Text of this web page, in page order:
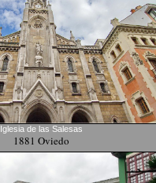
Iglesia de las Salesas
1881 Oviedo